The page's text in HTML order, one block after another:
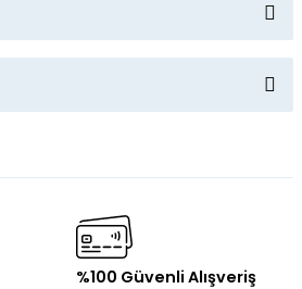
ederiz.
veya görüntülenemiyor.
%100 Güvenli Alışveriş